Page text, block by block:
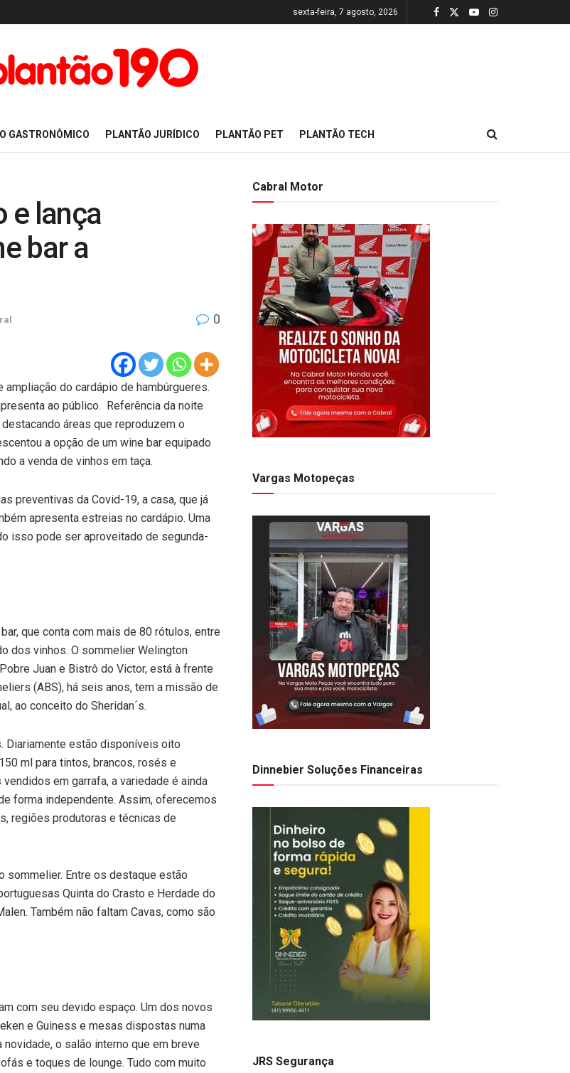
sexta-feira, 7 agosto, 2026
GASTRONÔMICO PLANTÃO JURÍDICO PLANTÃO PET PLANTÃO TECH
e lança
bar a
0
do cardápio de hambúrgueres.
ao público. Referência da noite
áreas que reproduzem o
a opção de um wine bar equipado
a venda de vinhos em taça.
preventivas da Covid-19, a casa, que já
apresenta estreias no cardápio. Uma
isso pode ser aproveitado de segunda-
que conta com mais de 80 rótulos, entre
dos vinhos. O sommelier Welington
Juan e Bistrô do Victor, está à frente
(ABS), há seis anos, tem a missão de
ao conceito do Sheridan´s.
Diariamente estão disponíveis oito
ml para tintos, brancos, rosés e
em garrafa, a variedade é ainda
forma independente. Assim, oferecemos
regiões produtoras e técnicas de
sommelier. Entre os destaque estão
Quinta do Crasto e Herdade do
Também não faltam Cavas, como são
com seu devido espaço. Um dos novos
e Guiness e mesas dispostas numa
o salão interno que em breve
e toques de lounge. Tudo com muito
Cabral Motor
Vargas Motopeças
Dinnebier Soluções Financeiras
JRS Segurança